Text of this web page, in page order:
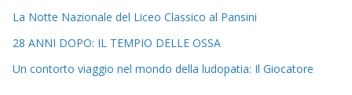
La Notte Nazionale del Liceo Classico al Pansini
28 ANNI DOPO: IL TEMPIO DELLE OSSA
Un contorto viaggio nel mondo della ludopatia: Il Giocatore